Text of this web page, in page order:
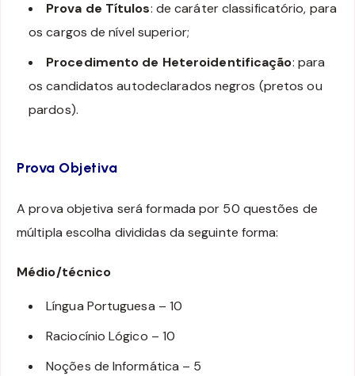
Prova de Títulos: de caráter classificatório, para
os cargos de nível superior;
Procedimento de Heteroidentificação: para
os candidatos autodeclarados negros (pretos ou
pardos).
Prova Objetiva
A prova objetiva será formada por 50 questões de
múltipla escolha divididas da seguinte forma:
Médio/técnico
Língua Portuguesa – 10
Raciocínio Lógico – 10
Noções de Informática – 5